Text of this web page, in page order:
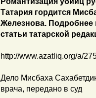
Татария гордится
Железнова. Подробнее
статьи татарской
http://www.azatliq.org/a/
Дело Мисбаха
врача, передано в суд